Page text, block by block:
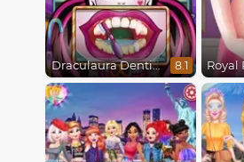
Draculaura Dentist 8.1